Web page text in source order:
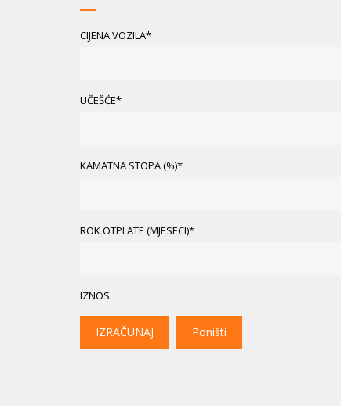
CIJENA VOZILA*
UČEŠĆE*
KAMATNA STOPA (%)*
ROK OTPLATE (MJESECI)*
IZNOS
IZRAČUNAJ Poništi